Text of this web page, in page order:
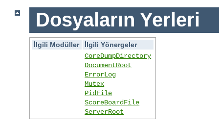
Dosyaların Yerleri
İlgili Modüller
İlgili Yönergeler
CoreDumpDirectory
DocumentRoot
ErrorLog
Mutex
PidFile
ScoreBoardFile
ServerRoot